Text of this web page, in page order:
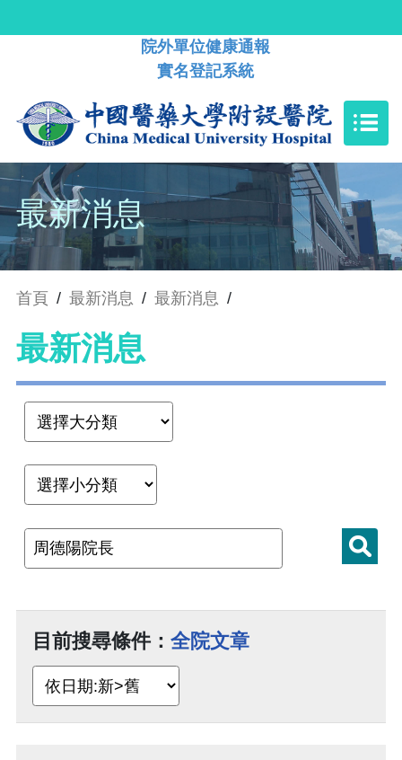
院外單位健康通報
實名登記系統
最新消息
首頁 / 最新消息 / 最新消息 /
最新消息
目前搜尋條件： 全院文章